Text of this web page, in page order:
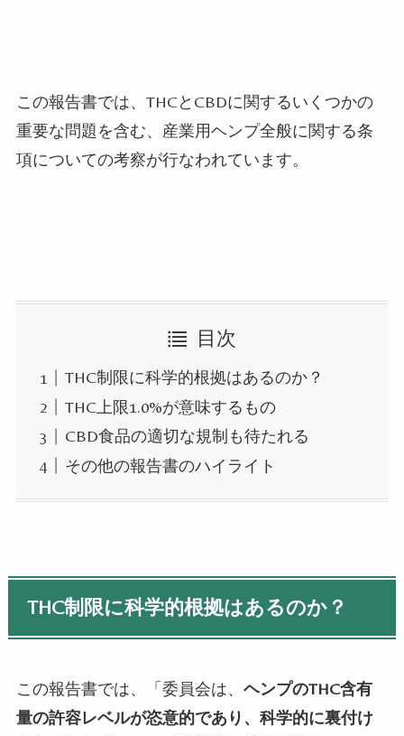
この報告書では、THCとCBDに関するいくつかの
重要な問題を含む、産業用ヘンプ全般に関する条
項についての考察が行なわれています。
目次
THC制限に科学的根拠はあるのか？
THC上限1.0%が意味するもの
CBD食品の適切な規制も待たれる
その他の報告書のハイライト
THC制限に科学的根拠はあるのか？
この報告書では、「委員会は、 ヘンプのTHC含有
量の許容レベルが恣意的であり、科学的に裏付け